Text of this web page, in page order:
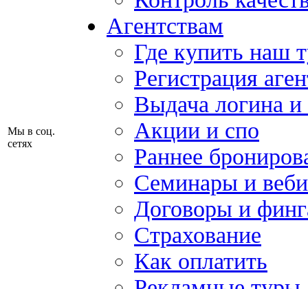
Мы в соц.
сетях
Агентствам
Где купить наш
Регистрация
Выдача логина и
Акции и спо
Раннее
Семинары и
Договоры и
Страхование
Как оплатить